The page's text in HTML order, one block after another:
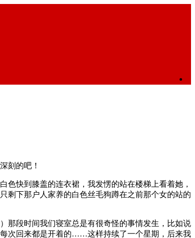
刻的吧！
快到膝盖的连衣裙，我发愣的站在楼梯上看着她，
剩下那户人家养的白色丝毛狗蹲在之前那个女的站的
那段时间我们寝室总是有很奇怪的事情发生，比如说
次回来都是开着的……这样持续了一个星期，后来我